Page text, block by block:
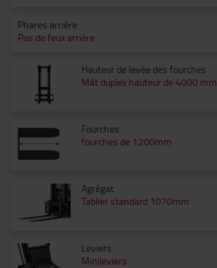
Phares arrière
Pas de feux arrière
Hauteur de levée des fourches
Mât duplex hauteur de 4000 mm
Fourches
fourches de 1200mm
Agrégat
Tablier standard 1070mm
Leviers
Minileviers